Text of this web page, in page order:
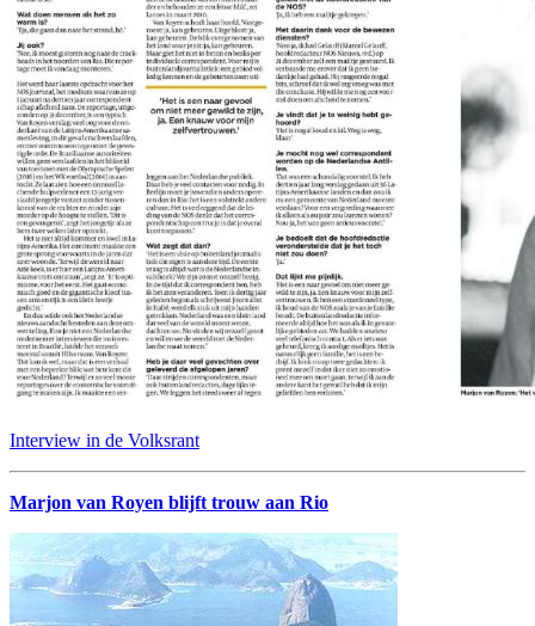
Interview in de Volksrant
Marjon van Royen blijft trouw aan Rio